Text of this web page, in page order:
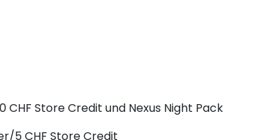
Store Credit und Nexus Night Pack
5 CHF Store Credit